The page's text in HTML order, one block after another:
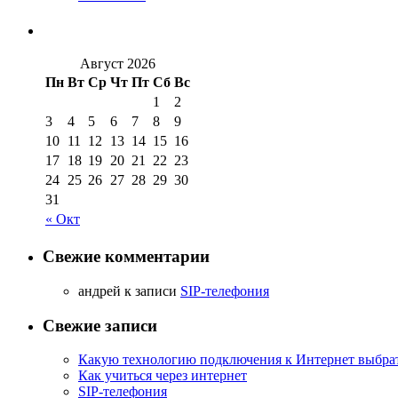
Август 2026
Пн Вт Ср Чт Пт Сб Вс
« Окт
1
2
3
4 5 6 7 8
9
10 11 12 13 14 15 16
17 18 19 20 21 22 23
24 25 26 27 28 29 30
31
Свежие комментарии
aндрей к записи SIP-телефония
Свежие записи
Какую технологию подключения к Интернет
Как учиться через интернет
SIP-телефония